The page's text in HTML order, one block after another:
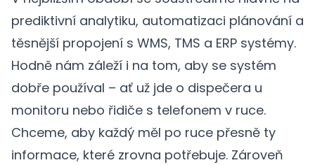
prediktivní analytiku, automatizaci plánování a
těsnější propojení s WMS, TMS a ERP systémy.
Hodně nám záleží i na tom, aby se systém
dobře používal – ať už jde o dispečera u
monitoru nebo řidiče s telefonem v ruce.
Chceme, aby každý měl po ruce přesně ty
informace, které zrovna potřebuje. Zároveň